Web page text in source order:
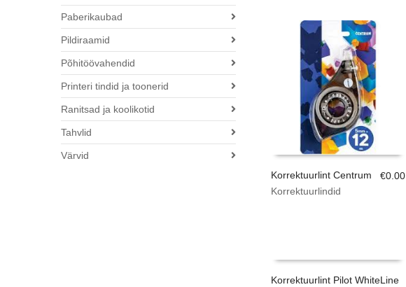
Korrektuurlint Centrum
Korrektuurlindid
€0.00
Korrektuurlint Pilot WhiteLine
Paberikaubad
Pildiraamid
Põhitöövahendid
Printeri tindid ja toonerid
Ranitsad ja koolikotid
Tahvlid
Värvid